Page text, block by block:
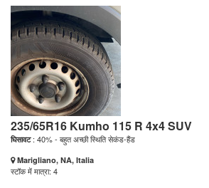
235/65R16 Kumho 115 R 4x4 SUV
घिसावट: 40% - बहुत अच्छी स्थिति सेकंड-हैंड
Marigliano, NA, Italia
स्टॉक में मात्रा: 4